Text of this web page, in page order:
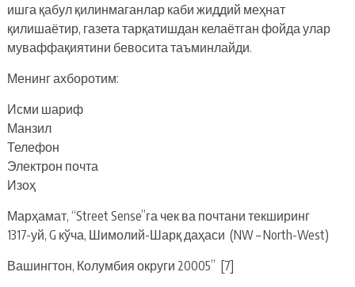
ишга қабул қилинмаганлар каби жиддий меҳнат
қилишаётир, газета тарқатишдан келаётган фойда улар
муваффақиятини бевосита таъминлайди.
Менинг ахборотим:
Исми шариф
Манзил
Телефон
Электрон почта
Изоҳ
Марҳамат, “Street Sense”га чек ва почтани текширинг
1317-уй, G кўча, Шимолий-Шарқ даҳаси (NW – North-West)
Вашингтон, Колумбия округи 20005” [7]